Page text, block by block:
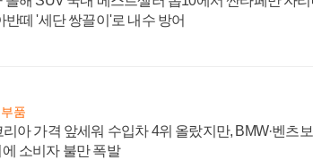
반떼 '세단 쌍끌이'로 내수 방어
품
리아 가격 앞세워 수입차 4위 올랐지만, BMW·벤츠
소비자 불만 폭발